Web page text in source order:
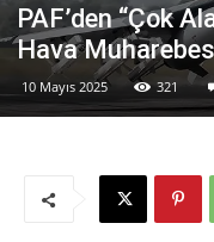
PAF’den “Çok
Hava
10 Mayıs 2025 321